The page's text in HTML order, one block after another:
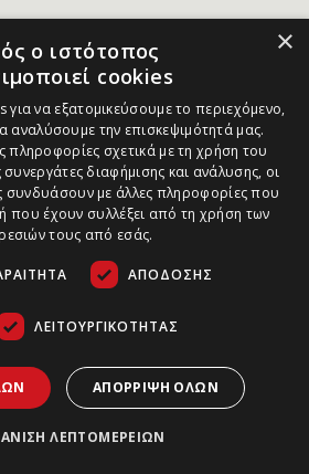
×
ο ιστότοπος
cookies
να εξατομικεύσουμε το περιεχόμενο,
αναλύσουμε την επισκεψιμότητά μας.
πληροφορίες σχετικά με τη χρήση του
διαφήμισης και ανάλυσης, οι
συνδυάσουν με άλλες πληροφορίες που
που έχουν συλλέξει από τη χρήση των
τους από εσάς.
ΑΠΌΔΟΣΗΣ
ΛΕΙΤΟΥΡΓΙΚΌΤΗΤΑΣ
ΑΠΌΡΡΙΨΗ ΌΛΩΝ
ΛΕΠΤΟΜΕΡΕΙΏΝ